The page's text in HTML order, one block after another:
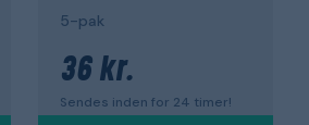
5-pak
36 kr.
Sendes inden for 24 timer!